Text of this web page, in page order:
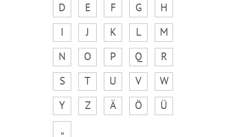
D
E F G
H
I
J K L
M
N
O P Q
R
S
T U V
W
Y
Z Ä Ö
Ü
„